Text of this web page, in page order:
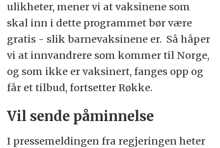
ulikheter, mener vi at vaksinene som
skal inn i dette programmet bør være
gratis - slik barnevaksinene er. Så håper
vi at innvandrere som kommer til Norge,
og som ikke er vaksinert, fanges opp og
får et tilbud, fortsetter Røkke.
Vil sende påminnelse
I pressemeldingen fra regjeringen heter